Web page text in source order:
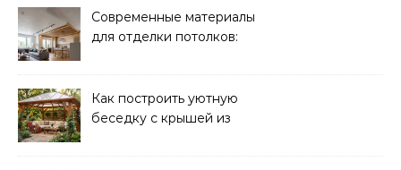
Современные материалы
для отделки потолков:
Как построить уютную
беседку с крышей из